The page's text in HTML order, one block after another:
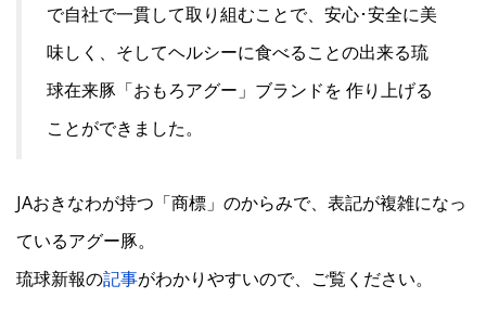
で自社で一貫して取り組むことで、安心･安全に美
味しく、そしてヘルシーに食べることの出来る琉
球在来豚「おもろアグー」ブランドを 作り上げる
ことができました。
JAおきなわが持つ「商標」のからみで、表記が複雑になっ
ているアグー豚。
琉球新報の記事がわかりやすいので、ご覧ください。